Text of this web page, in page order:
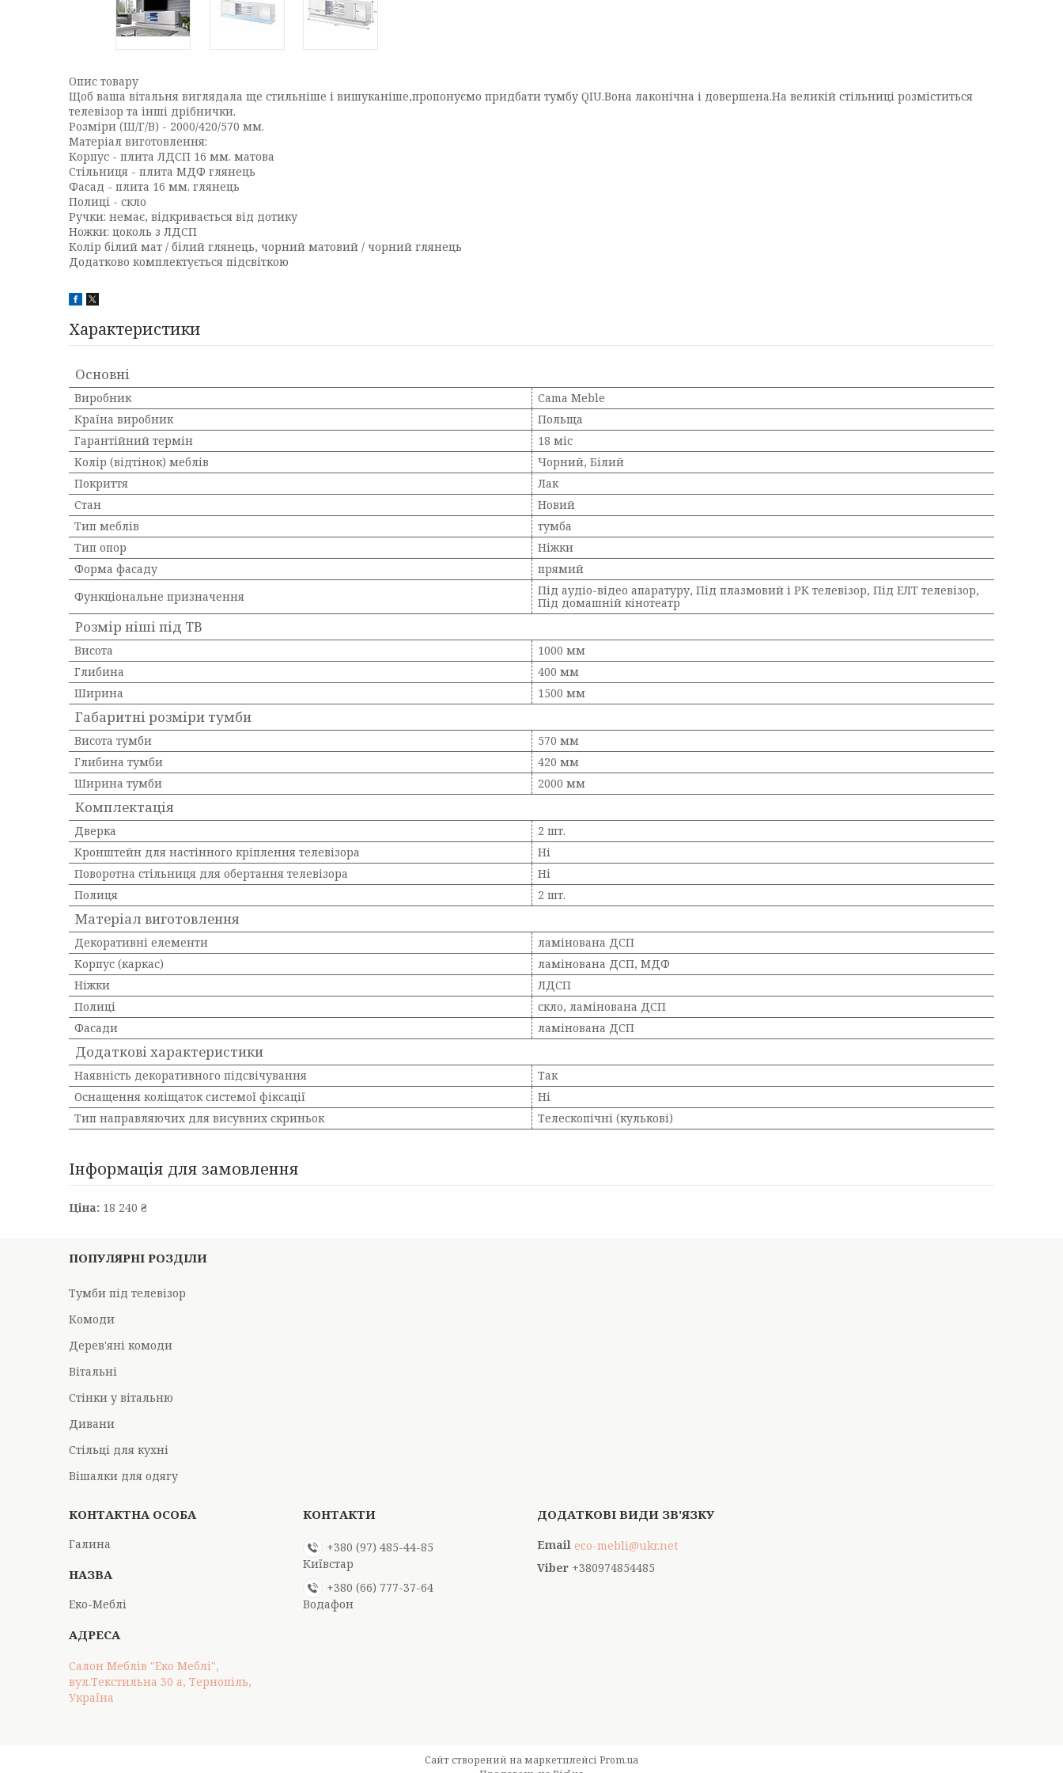
Опис товару
Щоб ваша вітальня виглядала ще стильніше і вишуканіше,пропонуємо придбати тумбу QIU.Вона лаконічна і довершена.На великій стільниці розміститься
телевізор та інші дрібнички.
Розміри (Ш/Г/В) - 2000/420/570 мм.
Матеріал виготовлення:
Корпус - плита ЛДСП 16 мм. матова
Стільниця - плита МДФ глянець
Фасад - плита 16 мм. глянець
Полиці - скло
Ручки: немає, відкривається від дотику
Ножки: цоколь з ЛДСП
Колір білий мат / білий глянець, чорний матовий / чорний глянець
Додатково комплектується підсвіткою
Характеристики
Основні
Виробник
Cama Meble
Країна виробник
Польща
Гарантійний термін
18 міс
Колір (відтінок) меблів
Чорний, Білий
Покриття
Лак
Стан
Новий
Тип меблів
тумба
Тип опор
Ніжки
Форма фасаду
прямий
Функціональне призначення
Під аудіо-відео апаратуру, Під плазмовий і РК телевізор, Під ЕЛТ телевізор,
Під домашній кінотеатр
Розмір ніші під ТВ
Висота
1000 мм
Глибина
400 мм
Ширина
1500 мм
Габаритні розміри тумби
Висота тумби
570 мм
Глибина тумби
420 мм
Ширина тумби
2000 мм
Комплектація
Дверка
2 шт.
Кронштейн для настінного кріплення телевізора
Ні
Поворотна стільниця для обертання телевізора
Ні
Полиця
2 шт.
Матеріал виготовлення
Декоративні елементи
ламінована ДСП
Корпус (каркас)
ламінована ДСП, МДФ
Ніжки
ЛДСП
Полиці
скло, ламінована ДСП
Фасади
ламінована ДСП
Додаткові характеристики
Наявність декоративного підсвічування
Так
Оснащення коліщаток системої фіксації
Ні
Тип направляючих для висувних скриньок
Телескопічні (кулькові)
Інформація для замовлення
Ціна: 18 240 ₴
ПОПУЛЯРНІ РОЗДІЛИ
Тумби під телевізор
Комоди
Дерев'яні комоди
Вітальні
Стінки у вітальню
Дивани
Стільці для кухні
Вішалки для одягу
Галина
Еко-Меблі
Салон Меблів "Еко Меблі",
вул.Текстильна 30 а, Тернопіль,
Україна
+380 (97) 485-44-85
Київстар
+380 (66) 777-37-64
Водафон
eco-mebli@ukr.net
+380974854485
Сайт створений на маркетплейсі Prom.ua